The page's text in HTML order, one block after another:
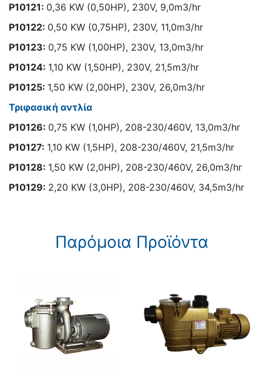
Ρ10121: 0,36 KW (0,50HP), 230V, 9,0m3/hr
Ρ10122: 0,50 KW (0,75HP), 230V, 11,0m3/hr
Ρ10123: 0,75 KW (1,00HP), 230V, 13,0m3/hr
Ρ10124: 1,10 KW (1,50HP), 230V, 21,5m3/hr
Ρ10125: 1,50 KW (2,00HP), 230V, 26,0m3/hr
Τριφασική αντλία
Ρ10126: 0,75 KW (1,0HP), 208-230/460V, 13,0m3/hr
Ρ10127: 1,10 KW (1,5HP), 208-230/460V, 21,5m3/hr
Ρ10128: 1,50 KW (2,0HP), 208-230/460V, 26,0m3/hr
Ρ10129: 2,20 KW (3,0HP), 208-230/460V, 34,5m3/hr
Παρόμοια Προϊόντα